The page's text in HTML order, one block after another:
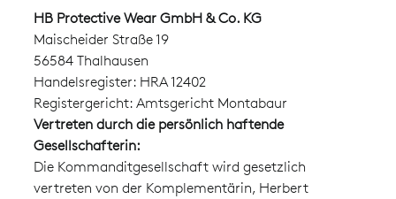
HB Protective Wear GmbH & Co. KG
Maischeider Straße 19
56584 Thalhausen
Handelsregister: HRA 12402
Registergericht: Amtsgericht Montabaur
Vertreten durch die persönlich haftende
Gesellschafterin:
Die Kommanditgesellschaft wird gesetzlich
vertreten von der Komplementärin, Herbert